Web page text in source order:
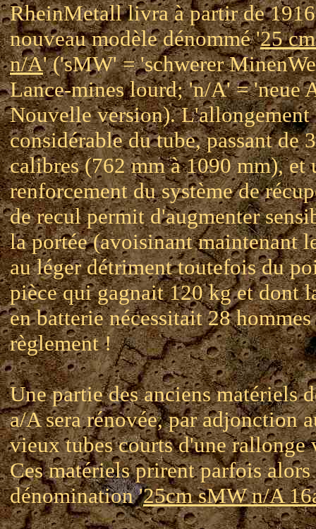
RheinMetall livra à partir de
nouveau modèle dénommé '25
n/A' ('sMW' = 'schwerer
Lance-mines lourd; 'n/A' = 'neue
Nouvelle version). L'allongement
considérable du tube, passant de
calibres (762 mm à 1090 mm), et
renforcement du système de
de recul permit d'augmenter
la portée (avoisinant maintenant
au léger détriment toutefois du
pièce qui gagnait 120 kg et dont
en batterie nécessitait 28
règlement !
Une partie des anciens matériels
a/A sera rénovée, par adjonction
vieux tubes courts d'une rallonge
Ces matériels prirent parfois alors
dénomination '25cm sMW n/A